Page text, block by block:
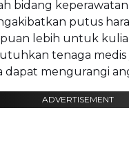
bidang
putus
lebih untuk
tenaga
dapat mengurangi
ADVERTISEMENT